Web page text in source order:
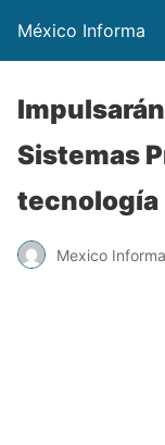
México Informa
Sistemas
tecnología
Mexico Informa